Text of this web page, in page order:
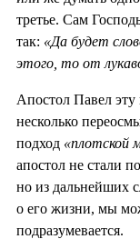
третье. Сам
так: «Да будет
этого, то от
Апостол Павел
несколько
подход «плотской
апостол не стали
но из дальнейших
о его жизни, мы
подразумевается.